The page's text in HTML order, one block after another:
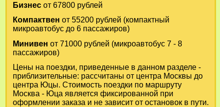
Бизнесот 67800 рублей
Компактвен от 55200 рублей (компактный
микроавтобус до 6 пассажиров)
Минивен от 71000 рублей (микроавтобус 7 - 8
пассажиров)
Цены на поездки, приведенные в данном разделе -
приблизительные: рассчитаны от центра Москвы до
центра Юцы. Стоимость поездки по маршруту
Москва - Юца является фиксированной при
оформлении заказа и не зависит от остановок в пути.